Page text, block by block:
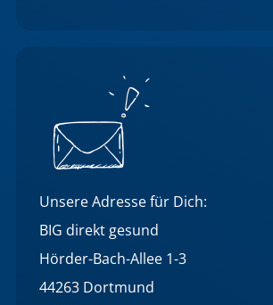
Unsere Adresse für Dich:
BIG direkt gesund
Hörder-Bach-Allee 1-3
44263 Dortmund